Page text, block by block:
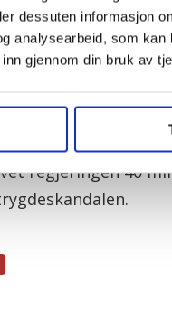
dessuten informasjon
analysearbeid, som
gjennom din bruk av
til NTB at de
komme til å
bevilgninger.
regjeringen 40